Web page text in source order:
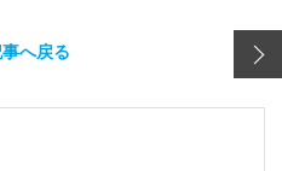
事へ戻る